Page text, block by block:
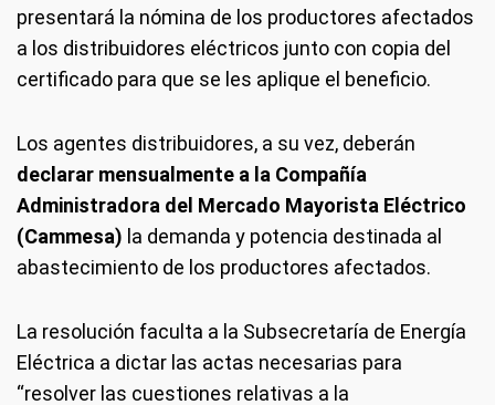
presentará la nómina de los productores afectados
a los distribuidores eléctricos junto con copia del
certificado para que se les aplique el beneficio.
Los agentes distribuidores, a su vez, deberán
declarar mensualmente a la Compañía
Administradora del Mercado Mayorista Eléctrico
(Cammesa) la demanda y potencia destinada al
abastecimiento de los productores afectados.
La resolución faculta a la Subsecretaría de Energía
Eléctrica a dictar las actas necesarias para
“resolver las cuestiones relativas a la